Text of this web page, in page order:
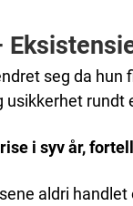
seg da hun
usikkerhet rundt
i syv år,
aldri